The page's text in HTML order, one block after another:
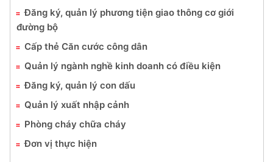
Đăng ký, quản lý phương tiện giao thông cơ giới
đường bộ
Cấp thẻ Căn cước công dân
Quản lý ngành nghề kinh doanh có điều kiện
Đăng ký, quản lý con dấu
Quản lý xuất nhập cảnh
Phòng cháy chữa cháy
Đơn vị thực hiện